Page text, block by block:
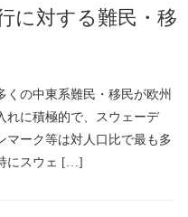
に対する難民・移
くの中東系難民・移民が欧州
れに積極的で、スウェーデ
マーク等は対人口比で最も多
にスウェ […]